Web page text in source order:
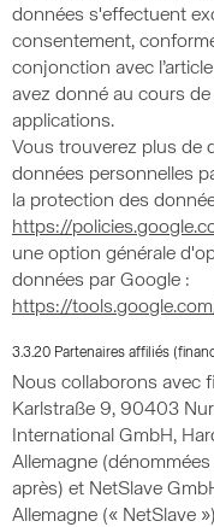
données s'effectuent
consentement,
conjonction avec
avez donné au cours
applications.
Vous trouverez plus de
données personnelles
la protection des
https://
une option générale
données par Google :
https://
3.3.20 Partenaires affiliés
Nous collaborons avec
Karlstraße 9, 90403
International GmbH,
Allemagne
après) et NetSlave
Allemagne (« NetSlave